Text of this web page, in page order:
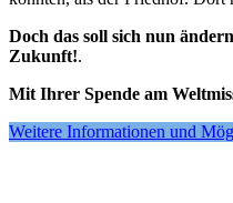
Doch das soll sich nun
Zukunft!.
Mit Ihrer Spende am
Weitere Informationen und